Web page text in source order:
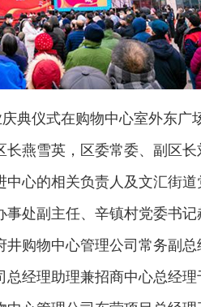
典仪式在购物中心室外东广
燕雪英，区委常委、副区
心的相关负责人及文汇街
处副主任、辛镇村党委书
购物中心管理公司常务副
经理助理兼招商中心总经